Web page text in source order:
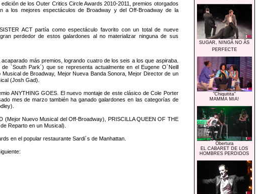
de los Outer Critics Circle Awards 2010-2011, premios otorgados
a los mejores espectáculos de Broadway y del Off-Broadway de la
ACT partía como espectáculo favorito con un total de nueve
perdedor de estos galardones al no materializar ninguna de sus
más premios, logrando cuatro de los seis a los que aspiraba.
`South Park´) que se representa actualmente en el Eugene O´Neill
de Broadway, Mejor Nueva Banda Sonora, Mejor Director de un
(Josh Gad).
ANYTHING GOES. El nuevo montaje de este clásico de Cole Porter
mes de marzo también ha ganado galardones en las categorías de
Nuevo Musical del Off-Broadway), PRISCILLA QUEEN OF THE
Reparto en un Musical).
en el popular restaurante Sardi´s de Manhattan.
SUGAR, NINGÃ NO ÃS
PERFECTE
"Chiquitita"
MAMMA MIA!
Obertura
EL CABARET DE LOS
HOMBRES PERDIDOS